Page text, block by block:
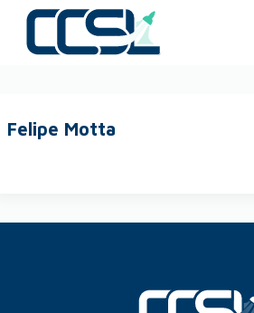
Felipe Motta